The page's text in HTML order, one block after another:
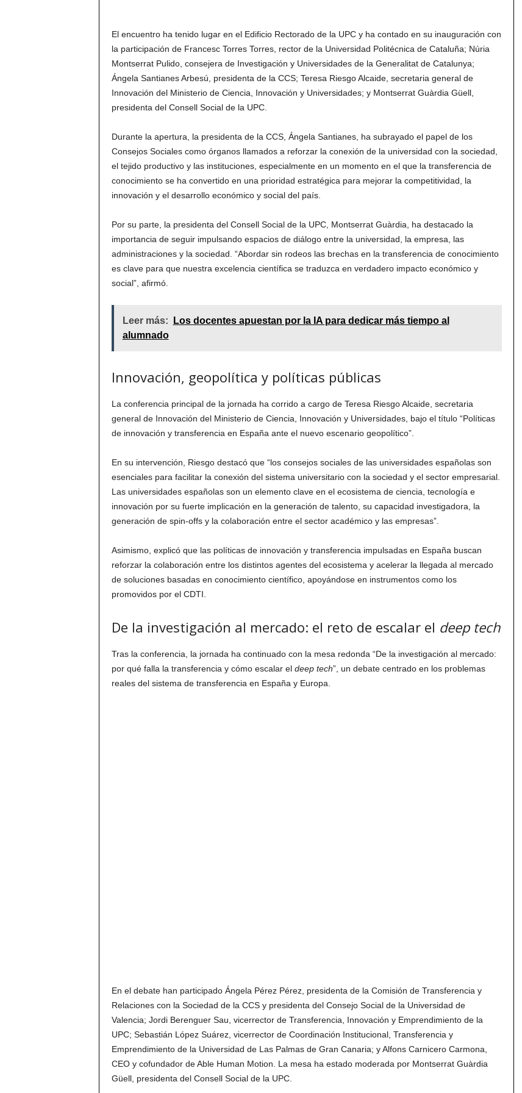
El encuentro ha tenido lugar en el Edificio Rectorado de la UPC y ha contado en su inauguración con
la participación de Francesc Torres Torres, rector de la Universidad Politécnica de Cataluña; Núria
Montserrat Pulido, consejera de Investigación y Universidades de la Generalitat de Catalunya;
Ángela Santianes Arbesú, presidenta de la CCS; Teresa Riesgo Alcaide, secretaria general de
Innovación del Ministerio de Ciencia, Innovación y Universidades; y Montserrat Guàrdia Güell,
presidenta del Consell Social de la UPC.
Durante la apertura, la presidenta de la CCS, Ángela Santianes, ha subrayado el papel de los
Consejos Sociales como órganos llamados a reforzar la conexión de la universidad con la sociedad,
el tejido productivo y las instituciones, especialmente en un momento en el que la transferencia de
conocimiento se ha convertido en una prioridad estratégica para mejorar la competitividad, la
innovación y el desarrollo económico y social del país.
Por su parte, la presidenta del Consell Social de la UPC, Montserrat Guàrdia, ha destacado la
importancia de seguir impulsando espacios de diálogo entre la universidad, la empresa, las
administraciones y la sociedad. “Abordar sin rodeos las brechas en la transferencia de conocimiento
es clave para que nuestra excelencia científica se traduzca en verdadero impacto económico y
social”, afirmó.
Leer más:
Los docentes apuestan por la IA para dedicar más tiempo al
alumnado
Innovación, geopolítica y políticas públicas
La conferencia principal de la jornada ha corrido a cargo de Teresa Riesgo Alcaide, secretaria
general de Innovación del Ministerio de Ciencia, Innovación y Universidades, bajo el título “Políticas
de innovación y transferencia en España ante el nuevo escenario geopolítico”.
En su intervención, Riesgo destacó que “los consejos sociales de las universidades españolas son
esenciales para facilitar la conexión del sistema universitario con la sociedad y el sector empresarial.
Las universidades españolas son un elemento clave en el ecosistema de ciencia, tecnología e
innovación por su fuerte implicación en la generación de talento, su capacidad investigadora, la
generación de spin-offs y la colaboración entre el sector académico y las empresas”.
Asimismo, explicó que las políticas de innovación y transferencia impulsadas en España buscan
reforzar la colaboración entre los distintos agentes del ecosistema y acelerar la llegada al mercado
de soluciones basadas en conocimiento científico, apoyándose en instrumentos como los
promovidos por el CDTI.
De la investigación al mercado: el reto de escalar el deep tech
Tras la conferencia, la jornada ha continuado con la mesa redonda “De la investigación al mercado:
por qué falla la transferencia y cómo escalar el deep tech”, un debate centrado en los problemas
reales del sistema de transferencia en España y Europa.
En el debate han participado Ángela Pérez Pérez, presidenta de la Comisión de Transferencia y
Relaciones con la Sociedad de la CCS y presidenta del Consejo Social de la Universidad de
Valencia; Jordi Berenguer Sau, vicerrector de Transferencia, Innovación y Emprendimiento de la
UPC; Sebastián López Suárez, vicerrector de Coordinación Institucional, Transferencia y
Emprendimiento de la Universidad de Las Palmas de Gran Canaria; y Alfons Carnicero Carmona,
CEO y cofundador de Able Human Motion. La mesa ha estado moderada por Montserrat Guàrdia
Güell, presidenta del Consell Social de la UPC.